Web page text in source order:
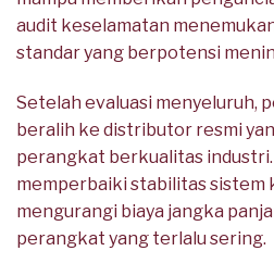
audit keselamatan
standar yang berpotensi
Setelah evaluasi menyeluruh,
beralih ke distributor resmi
perangkat berkualitas
memperbaiki stabilitas sistem
mengurangi biaya jangka
perangkat yang terlalu sering.